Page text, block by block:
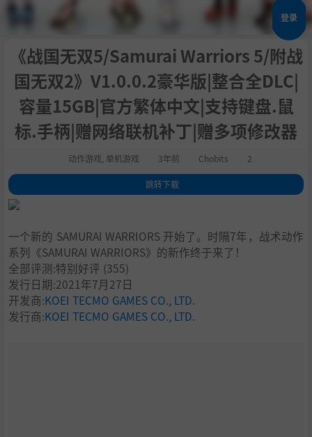
登录
《战国无双5/Samurai Warriors 5/附战
国无双2》V1.0.0.2豪华版|整合全DLC|
容量15GB|官方繁体中文|支持键盘.鼠
标.手柄|赠网络联机补丁|赠多项修改器
动作游戏 单机游戏 3年前 Chobits 2
跳转下载
1
3.关于这款游戏
4.系统需求
5.支持作者
6. 学习版下载
一个新的 SAMURAI WARRIORS 开始了。时隔7年，战术动作
系列《SAMURAI WARRIORS》的新作终于来了！
全部评测:特别好评 (355)
发行日期:2021年7月27日
开发商:KOEI TECMO GAMES CO., LTD.
发行商:KOEI TECMO GAMES CO., LTD.